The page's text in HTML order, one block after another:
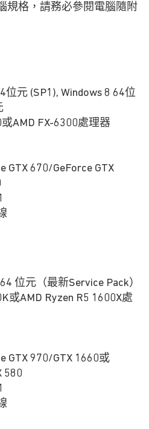
規格，請務必參閱電腦隨附
元 (SP1), Windows 8 64位
AMD FX-6300處理器
GTX 670/GeForce GTX
位元（最新Service Pack）
或AMD Ryzen R5 1600X處
GTX 970/GTX 1660或
580